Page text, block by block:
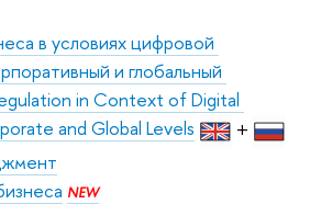
в условиях цифровой
и глобальный
in Context of Digital
and Global Levels
+
NEW